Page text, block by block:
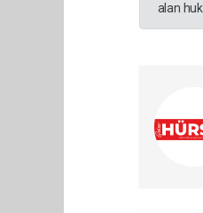
alan